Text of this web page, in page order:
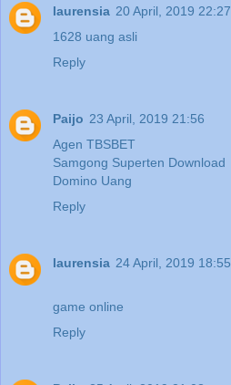
laurensia 20 April, 2019 22:27
1628 uang asli
Reply
Paijo 23 April, 2019 21:56
Agen TBSBET
Samgong Superten Download
Domino Uang
Reply
laurensia 24 April, 2019 18:55
game online
Reply